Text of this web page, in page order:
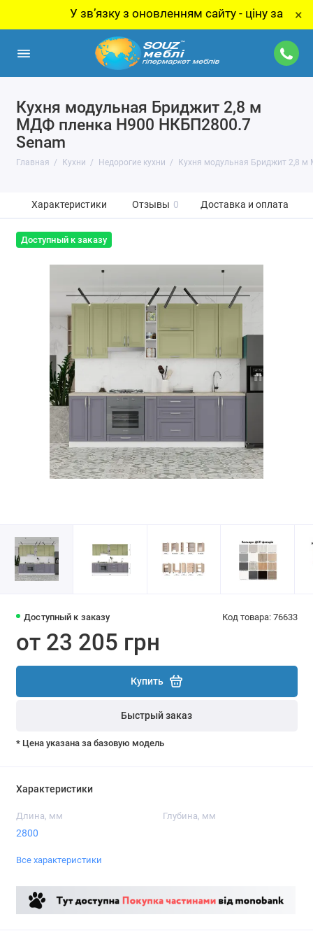
У звʼязку з оновленням сайту - ціну за товар ×
Кухня модульная Бриджит 2,8 м
МДФ пленка H900 НКБП2800.7
Senam
Главная Кухни Недорогие кухни Кухня модульная Бриджит 2,8
Характеристики Отзывы 0 Доставка и оплата
Доступный к заказу
Доступный к заказу Код товара: 76633
от 23 205 грн
Купить
Быстрый заказ
* Цена указана за базовую модель
Характеристики
Длина, мм
2800
Глубина, мм
Все характеристики